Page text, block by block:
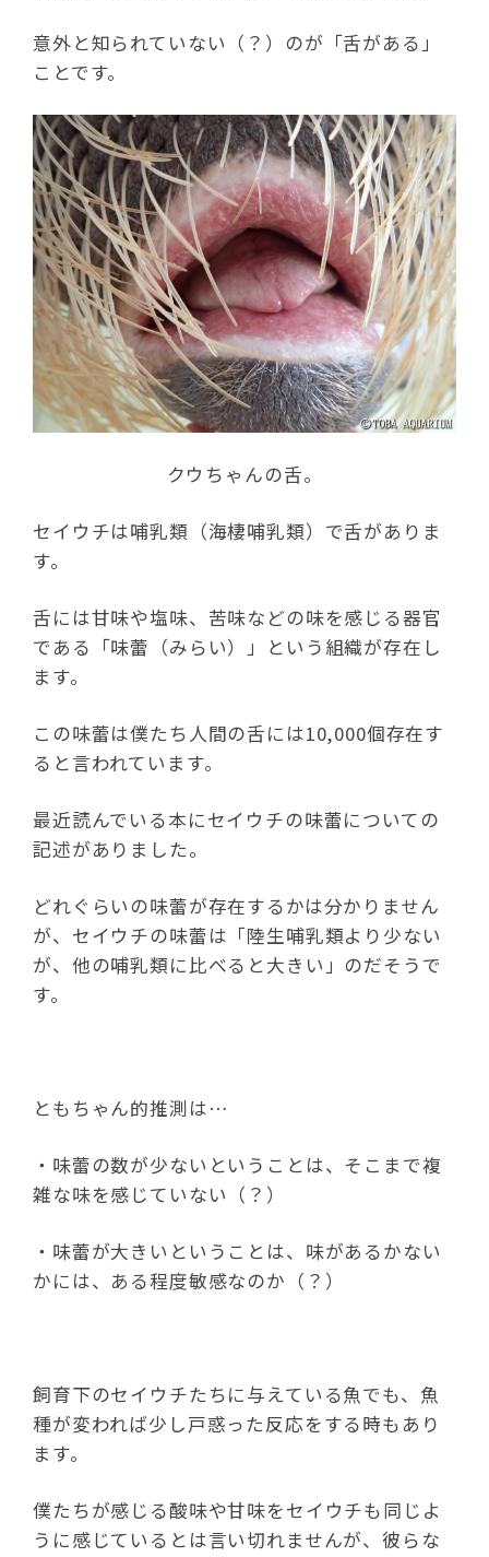
意外と知られていない（？）のが「舌がある」
ことです。
クウちゃんの舌。
セイウチは哺乳類（海棲哺乳類）で舌がありま
す。
舌には甘味や塩味、苦味などの味を感じる器官
である「味蕾（みらい）」という組織が存在し
ます。
この味蕾は僕たち人間の舌には10,000個存在す
ると言われています。
最近読んでいる本にセイウチの味蕾についての
記述がありました。
どれぐらいの味蕾が存在するかは分かりません
が、セイウチの味蕾は「陸生哺乳類より少ない
が、他の哺乳類に比べると大きい」のだそうで
す。
ともちゃん的推測は…
・味蕾の数が少ないということは、そこまで複
雑な味を感じていない（？）
・味蕾が大きいということは、味があるかない
かには、ある程度敏感なのか（？）
飼育下のセイウチたちに与えている魚でも、魚
種が変われば少し戸惑った反応をする時もあり
ます。
僕たちが感じる酸味や甘味をセイウチも同じよ
うに感じているとは言い切れませんが、彼らな